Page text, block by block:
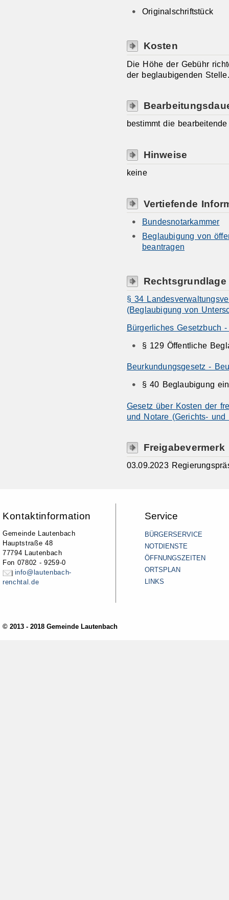
Originalschriftstück
Kosten
Die Höhe der Gebühr
der beglaubigenden Stelle.
bestimmt die
Hinweise
keine
Vertiefende
Bundesnotarkammer
Beglaubigung von
beantragen
Rechtsgrundlage
§ 34
(Beglaubigung von
Bürgerliches Gesetzbuch
§ 129 Öffentliche
Beurkundungsgesetz -
§ 40 Beglaubigung
Gesetz über Kosten der
und Notare (Gerichts- und
Freigabevermerk
03.09.2023
Kontaktinformation
Gemeinde Lautenbach
Hauptstraße 48
77794 Lautenbach
Fon 07802 - 9259-0
info@lautenbach-
renchtal.de
Service
BÜRGERSERVICE
NOTDIENSTE
ÖFFNUNGSZEITEN
ORTSPLAN
LINKS
© 2013 - 2018 Gemeinde Lautenbach